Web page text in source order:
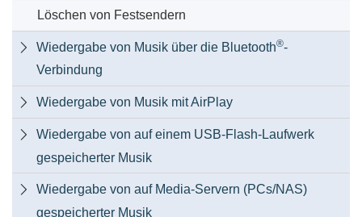
Löschen von Festsendern
 Wiedergabe von Musik über die Bluetooth®-
Verbindung
 Wiedergabe von Musik mit AirPlay

Wiedergabe von auf einem USB-Flash-Laufwerk
gespeicherter Musik

Wiedergabe von auf Media-Servern (PCs/NAS)
gespeicherter Musik